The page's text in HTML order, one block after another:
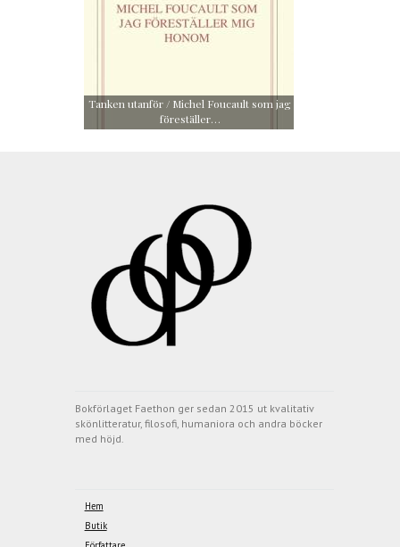
Tanken utanför / Michel Foucault som jag
föreställer…
Bokförlaget Faethon ger sedan 2015 ut kvalitativ
skönlitteratur, filosofi, humaniora och andra böcker
med höjd.
Hem
Butik